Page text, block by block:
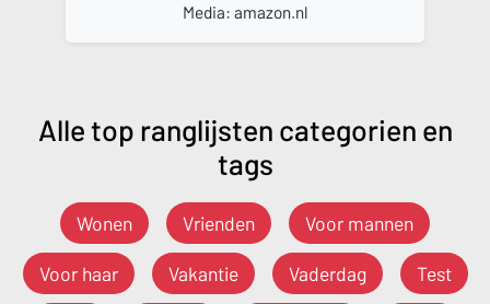
Media: amazon.nl
Alle top ranglijsten categorien en
tags
Wonen Vrienden Voor mannen
Voor haar Vakantie Vaderdag Test